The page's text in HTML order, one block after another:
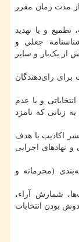
از مدت زمان مقرر
تطمیع و یا تهدید
جعلی و
از یک‌بار و سایر
برای رای‌دهندگان
انتخاباتی و یا عدم
زنانی که نامزد
نشر اکاذیب با هدف
نهادهای اجرایی
(محرمانه و
شمارش آراء‌،
بودن انتخابات